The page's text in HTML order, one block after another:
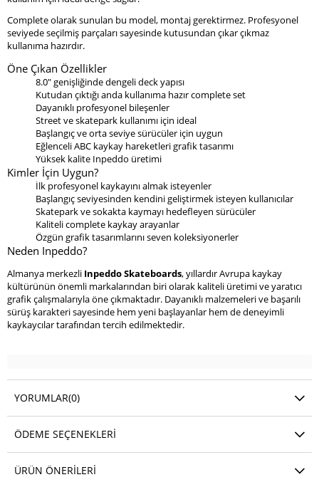
Complete olarak sunulan bu model, montaj gerektirmez. Profesyonel
seviyede seçilmiş parçaları sayesinde kutusundan çıkar çıkmaz
kullanıma hazırdır.
Öne Çıkan Özellikler
8.0" genişliğinde dengeli deck yapısı
Kutudan çıktığı anda kullanıma hazır complete set
Dayanıklı profesyonel bileşenler
Street ve skatepark kullanımı için ideal
Başlangıç ve orta seviye sürücüler için uygun
Eğlenceli ABC kaykay hareketleri grafik tasarımı
Yüksek kalite Inpeddo üretimi
Kimler İçin Uygun?
İlk profesyonel kaykayını almak isteyenler
Başlangıç seviyesinden kendini geliştirmek isteyen kullanıcılar
Skatepark ve sokakta kaymayı hedefleyen sürücüler
Kaliteli complete kaykay arayanlar
Özgün grafik tasarımlarını seven koleksiyonerler
Neden Inpeddo?
Almanya merkezli Inpeddo Skateboards, yıllardır Avrupa kaykay
kültürünün önemli markalarından biri olarak kaliteli üretimi ve yaratıcı
grafik çalışmalarıyla öne çıkmaktadır. Dayanıklı malzemeleri ve başarılı
sürüş karakteri sayesinde hem yeni başlayanlar hem de deneyimli
kaykaycılar tarafından tercih edilmektedir.
YORUMLAR(0)
ÖDEME SEÇENEKLERI
ÜRÜN ÖNERILERI